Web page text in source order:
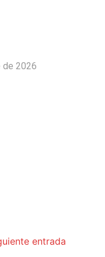
de 2026
entrada